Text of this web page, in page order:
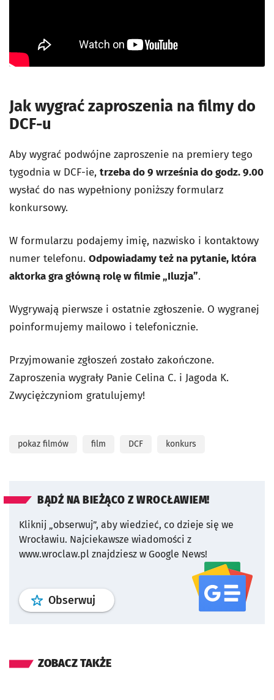
Jak wygrać zaproszenia na filmy do
DCF-u
Aby wygrać podwójne zaproszenie na premiery tego
tygodnia w DCF-ie, trzeba do 9 września do godz. 9.00
wysłać do nas wypełniony poniższy formularz
konkursowy.
W formularzu podajemy imię, nazwisko i kontaktowy
numer telefonu. Odpowiadamy też na pytanie, która
aktorka gra główną rolę w filmie „Iluzja”.
Wygrywają pierwsze i ostatnie zgłoszenie. O wygranej
poinformujemy mailowo i telefonicznie.
Przyjmowanie zgłoszeń zostało zakończone.
Zaproszenia wygrały Panie Celina C. i Jagoda K.
Zwyciężczyniom gratulujemy!
pokaz filmów film DCF konkurs
BĄDŹ NA BIEŻĄCO Z WROCŁAWIEM!
Kliknij „obserwuj”, aby wiedzieć, co dzieje się we
Wrocławiu. Najciekawsze wiadomości z
www.wroclaw.pl znajdziesz w Google News!
Obserwuj profil serwisu
ZOBACZ TAKŻE